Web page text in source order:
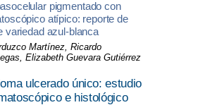
pigmentado con
atípico: reporte de
variedad azul-blanca
Martínez, Ricardo
Elizabeth Guevara Gutiérrez
ulcerado único: estudio
e histológico